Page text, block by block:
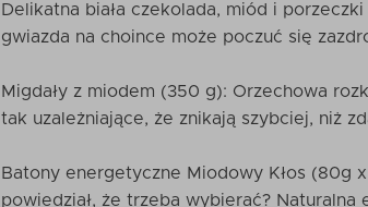
Delikatna biała czekolada, miód i
gwiazda na choince może poczuć się
Migdały z miodem (350 g): Orzechowa
tak uzależniające, że znikają szybciej, niż
Batony energetyczne Miodowy Kłos (80g
powiedział, że trzeba wybierać?